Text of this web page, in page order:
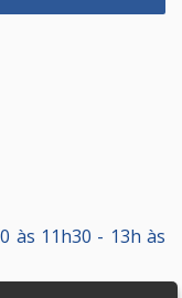
às 11h30 - 13h às